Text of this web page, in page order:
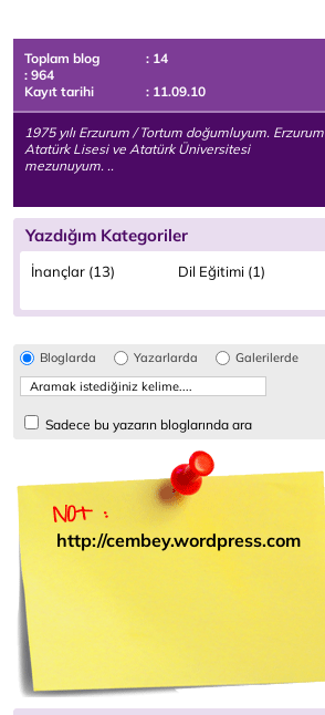
Toplam blog
: 14
: 964
Kayıt tarihi
: 11.09.10
1975 yılı Erzurum / Tortum doğumluyum. Erzurum
Atatürk Lisesi ve Atatürk Üniversitesi
mezunuyum. ..
Yazdığım Kategoriler
İnançlar (13) Dil Eğitimi (1)
Bloglarda Yazarlarda Galerilerde
Sadece bu yazarın bloglarında ara
http://cembey.wordpress.com